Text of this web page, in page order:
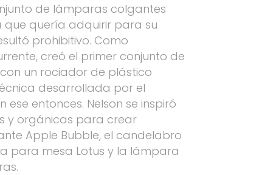
de lámparas colgantes
que quería adquirir para su
prohibitivo. Como
creó el primer conjunto de
un rociador de plástico
desarrollada por el
ese entonces. Nelson se inspiró
y orgánicas para crear
Apple Bubble, el candelabro
para mesa Lotus y la lámpara